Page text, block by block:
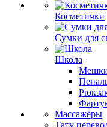
Косметички
Сумки для
Школа
Мешки
Массажёры
Тату